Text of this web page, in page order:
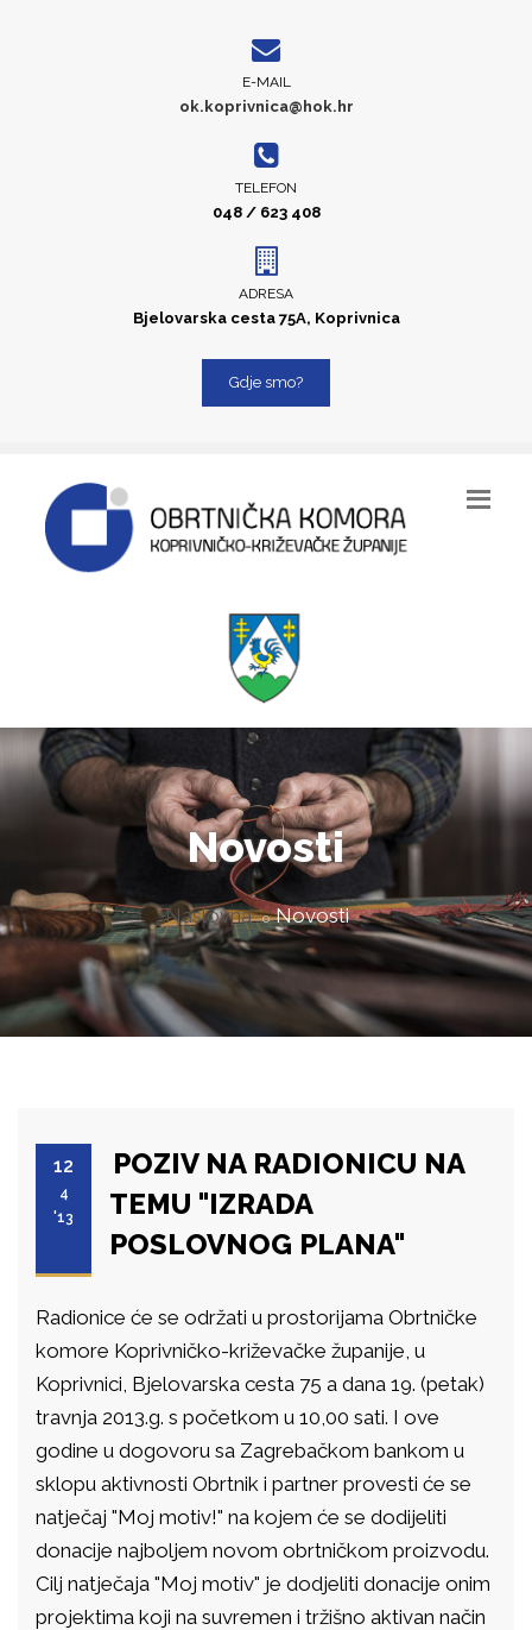
E-MAIL
ok.koprivnica@hok.hr
TELEFON
048 / 623 408
ADRESA
Bjelovarska cesta 75A, Koprivnica
Gdje smo?
Novosti
Naslovna Novosti
12
4
'13
POZIV NA RADIONICU NA
TEMU "IZRADA
POSLOVNOG PLANA"
Radionice će se održati u prostorijama Obrtničke
komore Koprivničko-križevačke županije, u
Koprivnici, Bjelovarska cesta 75 a dana 19. (petak)
travnja 2013.g. s početkom u 10,00 sati. I ove
godine u dogovoru sa Zagrebačkom bankom u
sklopu aktivnosti Obrtnik i partner provesti će se
natječaj "Moj motiv!" na kojem će se dodijeliti
donacije najboljem novom obrtničkom proizvodu.
Cilj natječaja "Moj motiv" je dodjeliti donacije onim
projektima koji na suvremen i tržišno aktivan način